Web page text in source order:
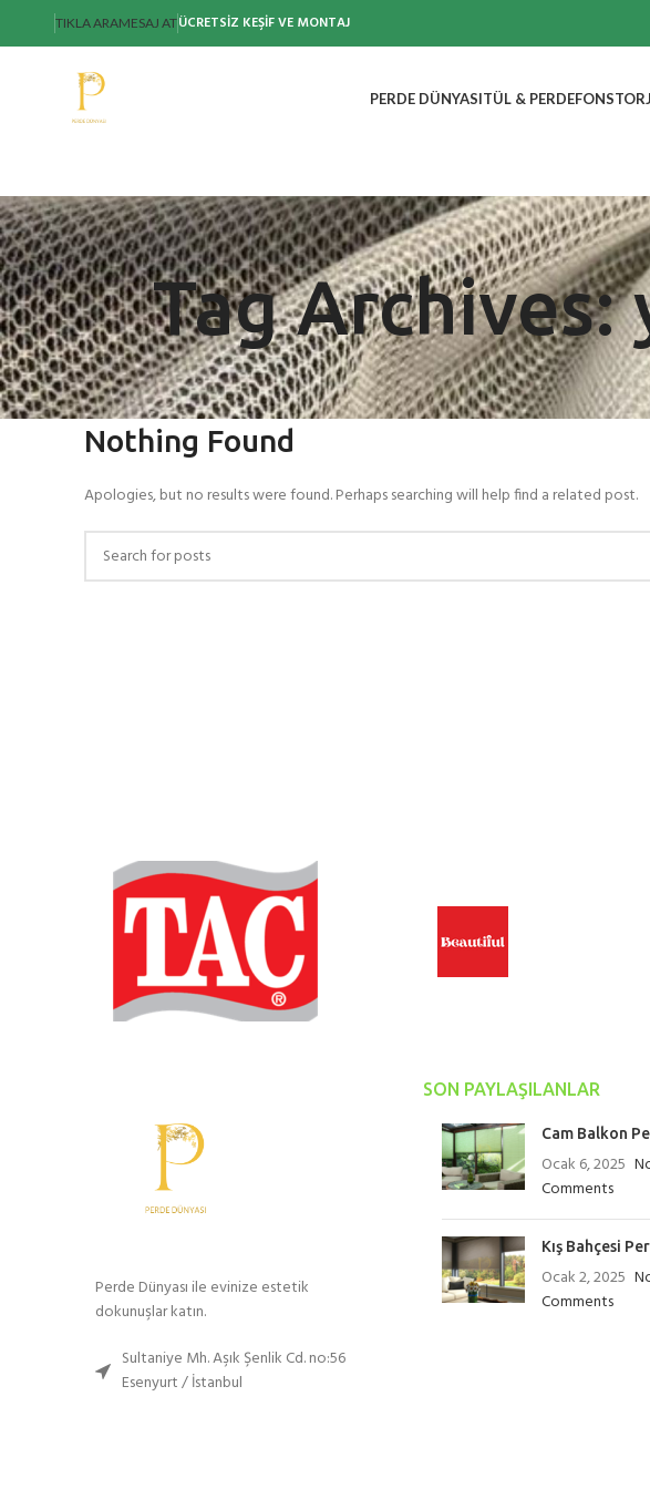
TIKLA ARAMESAJ ATÜCRETSİZ KEŞİF VE MONTAJ
PERDE DÜNYASITÜL & PERDEFONSTOR
Tag
Nothing Found
Apologies, but no results were found. Perhaps searching will help find a related post.
Perde Dünyası ile evinize estetik
dokunuşlar katın.
Sultaniye Mh. Aşık Şenlik Cd. no:56
Esenyurt / İstanbul
SON PAYLAŞILANLAR
Cam Balkon
Ocak 6, 2025
Comments
Kış Bahçesi
Ocak 2, 2025
Comments